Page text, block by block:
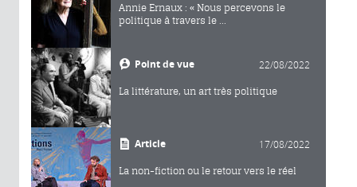
Annie Ernaux : « Nous percevons le
politique à travers le ...
Point de vue 22/08/2022
La littérature, un art très politique
Article 17/08/2022
La non-fiction ou le retour vers le réel